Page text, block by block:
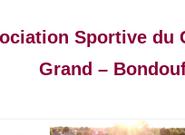
Sportive du
Grand –